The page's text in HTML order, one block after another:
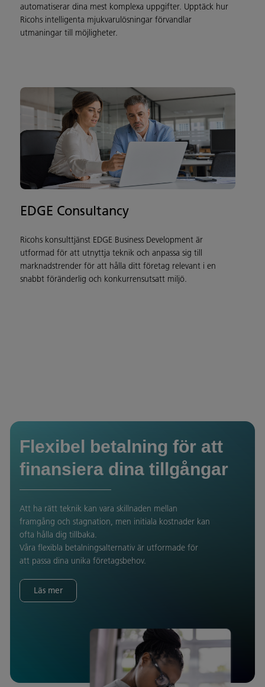
automatiserar dina mest komplexa uppgifter. Upptäck hur
Ricohs intelligenta mjukvarulösningar förvandlar
utmaningar till möjligheter.
EDGE Consultancy
Ricohs konsulttjänst EDGE Business Development är
utformad för att utnyttja teknik och anpassa sig till
marknadstrender för att hålla ditt företag relevant i en
snabbt föränderlig och konkurrensutsatt miljö.
Flexibel betalning för att
finansiera dina tillgångar
Att ha rätt teknik kan vara skillnaden mellan
framgång och stagnation, men initiala kostnader kan
ofta hålla dig tillbaka.
Våra flexibla betalningsalternativ är utformade för
att passa dina unika företagsbehov.
Läs mer